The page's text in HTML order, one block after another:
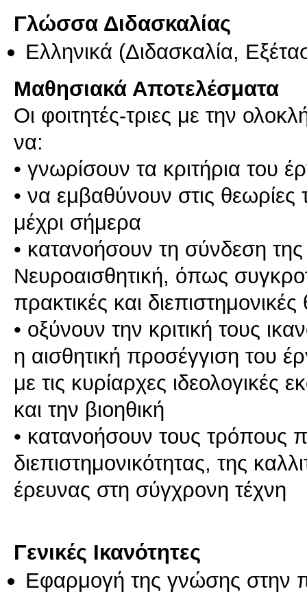
Γλώσσα Διδασκαλίας
Ελληνικά (Διδασκαλία,
Μαθησιακά Αποτελέσματα
Οι φοιτητές-τριες με την
να:
• γνωρίσουν τα κριτήρια του
• να εμβαθύνουν στις
μέχρι σήμερα
• κατανοήσουν τη σύνδεση
Νευροαισθητική, όπως
πρακτικές και
• οξύνουν την κριτική τους
η αισθητική προσέγγιση του
με τις κυρίαρχες ιδεολογικές
και την βιοηθική
• κατανοήσουν τους τρόπους
διεπιστημονικότητας, της
έρευνας στη σύγχρονη τέχνη
Γενικές Ικανότητες
Εφαρμογή της γνώσης στην